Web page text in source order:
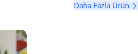
Daha Fazla Ürün